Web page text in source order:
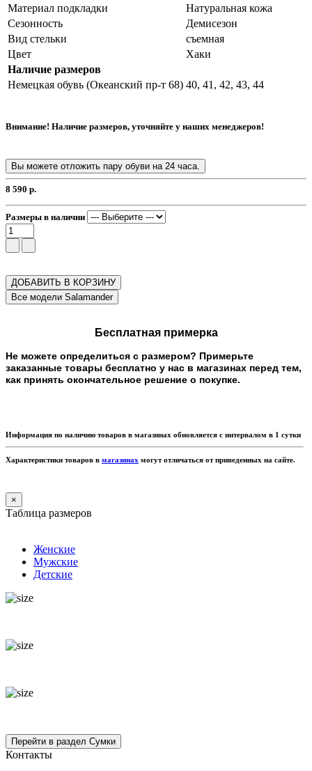
Материал подкладки
Натуральная кожа
Сезонность
Демисезон
Вид стельки
съемная
Цвет
Хаки
Наличие размеров
Немецкая обувь (Океанский пр-т 68) 40, 41, 42, 43, 44
Внимание! Наличие размеров, уточняйте у наших менеджеров!
Вы можете отложить пару обуви на 24 часа.
8 590 р.
Размеры в наличии
ДОБАВИТЬ В КОРЗИНУ
Бесплатная примерка
Не можете определиться с размером? Примерьте
заказанные товары бесплатно у нас в магазинах перед тем,
как принять окончательное решение о покупке.
Информация по наличию товаров в магазинах обновляется с интервалом в 1 сутки
Характеристики товаров в магазинах могут отличаться от приведенных на сайте.
×
Таблица размеров
Женские
Мужские
Детские
Контакты